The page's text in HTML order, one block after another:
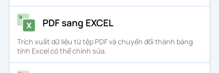
PDF sang EXCEL
Trích xuất dữ liệu từ tệp PDF và chuyển đổi thành bảng
tính Excel có thể chỉnh sửa.